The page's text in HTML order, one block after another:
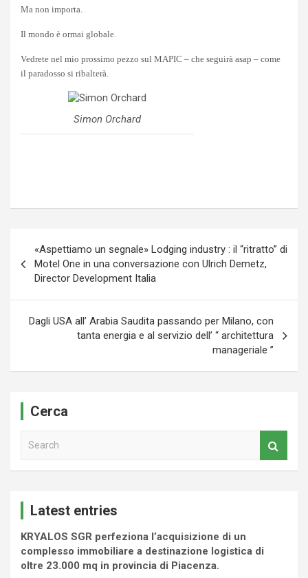
Ma non importa.
Il mondo è ormai globale.
Vedrete nel mio prossimo pezzo sul MAPIC – che seguirà asap – come
il paradosso si ribalterà.
Simon Orchard
articoli
«Aspettiamo un segnale» Lodging industry : il “ritratto” di
Motel One in una conversazione con Ulrich Demetz,
Director Development Italia
Dagli USA all’ Arabia Saudita passando per Milano, con
tanta energia e al servizio dell’ “ architettura
manageriale ”
Cerca
Latest entries
KRYALOS SGR perfeziona l’acquisizione di un
complesso immobiliare a destinazione logistica di
oltre 23.000 mq in provincia di Piacenza.